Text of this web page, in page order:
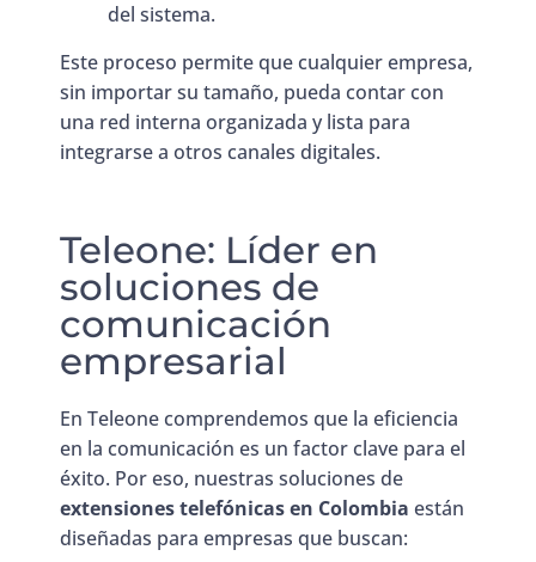
del sistema.
Este proceso permite que cualquier empresa,
sin importar su tamaño, pueda contar con
una red interna organizada y lista para
integrarse a otros canales digitales.
Teleone: Líder en
soluciones de
comunicación
empresarial
En Teleone comprendemos que la eficiencia
en la comunicación es un factor clave para el
éxito. Por eso, nuestras soluciones de
extensiones telefónicas en Colombia están
diseñadas para empresas que buscan: